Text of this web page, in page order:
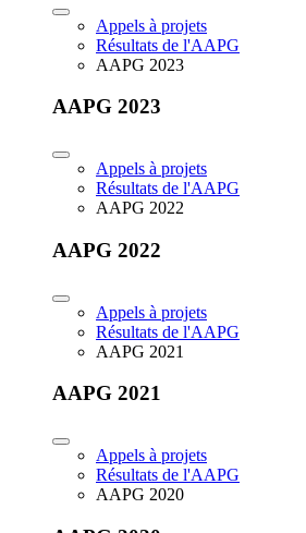
Appels à projets
Résultats de l'AAPG
AAPG 2023
AAPG 2023
Appels à projets
Résultats de l'AAPG
AAPG 2022
AAPG 2022
Appels à projets
Résultats de l'AAPG
AAPG 2021
AAPG 2021
Appels à projets
Résultats de l'AAPG
AAPG 2020